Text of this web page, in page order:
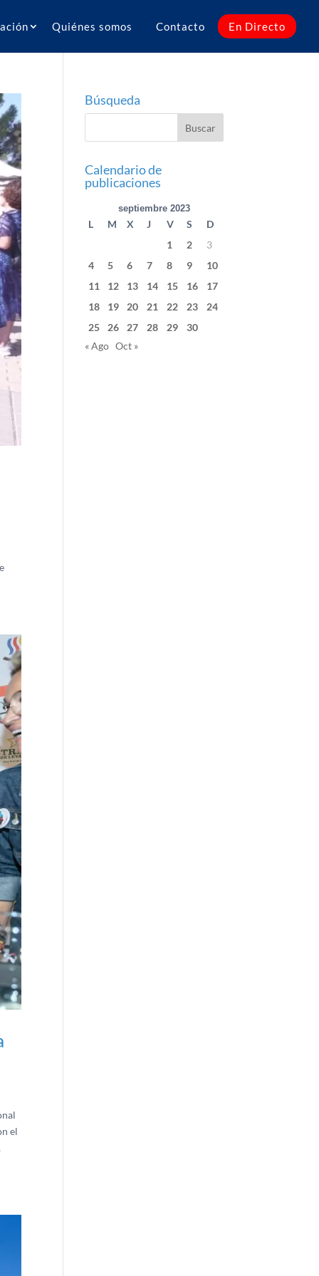
Quiénes somos Contacto En Directo
el
Búsqueda
Calendario de
publicaciones
septiembre 2023
L M X J V S
D
1
2
3
4
5 6 7 8 9
10
11
12 13 14 15 16
17
18
19 20 21 22 23
24
25
26 27 28 29
30
« Ago Oct »